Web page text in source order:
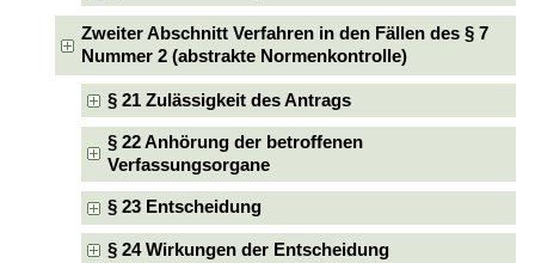
Zweiter Abschnitt Verfahren in den Fällen des § 7
Nummer 2 (abstrakte Normenkontrolle)
§ 21 Zulässigkeit des Antrags
§ 22 Anhörung der betroffenen
Verfassungsorgane
§ 23 Entscheidung
§ 24 Wirkungen der Entscheidung